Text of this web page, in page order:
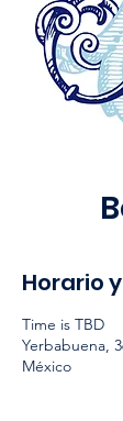
Horario
Time is TBD
Yerbabuena,
México